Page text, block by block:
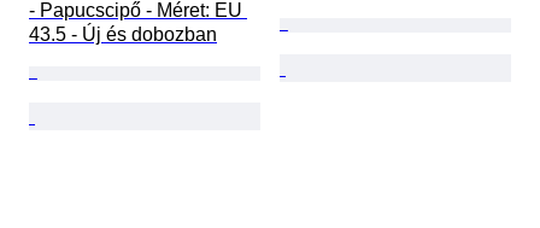
- Papucscipő - Méret: EU
43.5 - Új és dobozban